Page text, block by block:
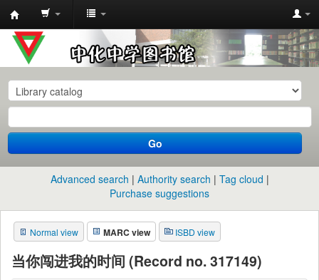
中
化
中
学
图
书
馆
目
录
Go
Advanced search Authority search
Tag cloud
Purchase suggestions
Normal view MARC view ISBD view
当你闯进我的时间 (Record no. 317149)